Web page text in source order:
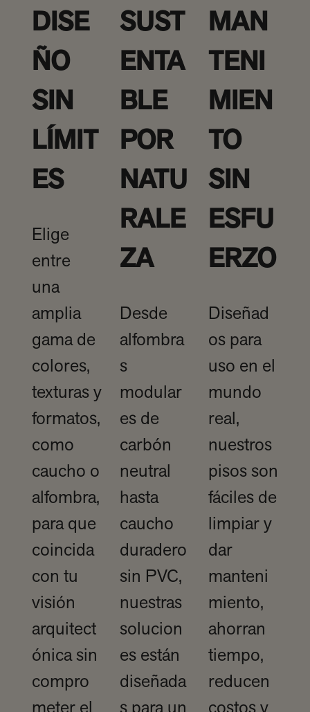
DISE
ÑO
SIN
LÍMIT
ES
Elige
entre
una
amplia
gama de
colores,
texturas y
formatos,
como
caucho o
alfombra,
para que
coincida
con tu
visión
arquitect
ónica sin
compro
SUST
ENTA
BLE
POR
NATU
RALE
ZA
Desde
alfombra
s
modular
es de
carbón
neutral
hasta
caucho
duradero
sin PVC,
nuestras
solucion
es están
diseñada
MAN
TENI
MIEN
TO
SIN
ESFU
ERZO
Diseñad
os para
uso en el
mundo
real,
nuestros
pisos son
fáciles de
limpiar y
dar
manteni
miento,
ahorran
tiempo,
reducen